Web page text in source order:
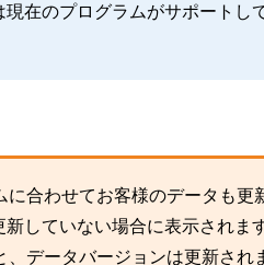
在のプログラムがサポートし
合わせてお客様のデータも更
していない場合に表示されます
データバージョンは更新され